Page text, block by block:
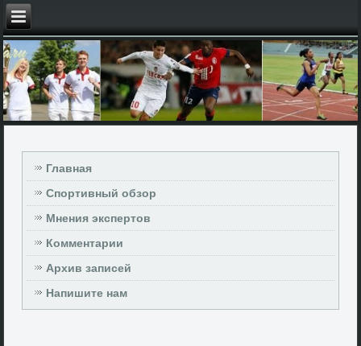
Главная
Спортивный обзор
Мнения экспертов
Комментарии
Архив записей
Напишите нам